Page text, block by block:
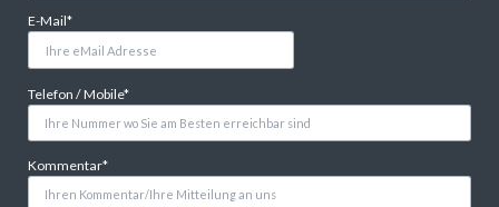
Pflichtfeld
E-Mail*
Pflichtfeld
Telefon / Mobile*
Pflichtfeld
Kommentar*